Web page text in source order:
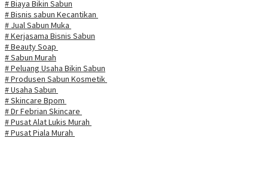
# Biaya Bikin Sabun
# Bisnis sabun Kecantikan
# Jual Sabun Muka
# Kerjasama Bisnis Sabun
# Beauty Soap
# Sabun Murah
# Peluang Usaha Bikin Sabun
# Produsen Sabun Kosmetik
# Usaha Sabun
# Skincare Bpom
# Dr Febrian Skincare
# Pusat Alat Lukis Murah
# Pusat Piala Murah